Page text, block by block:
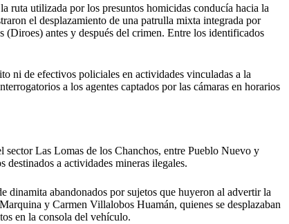
ruta utilizada por los presuntos homicidas conducía hacia la
el desplazamiento de una patrulla mixta integrada por
antes y después del crimen. Entre los identificados
ni de efectivos policiales en actividades vinculadas a la
a los agentes captados por las cámaras en horarios
Las Lomas de los Chanchos, entre Pueblo Nuevo y
a actividades mineras ilegales.
dinamita abandonados por sujetos que huyeron al advertir la
y Carmen Villalobos Huamán, quienes se desplazaban
en la consola del vehículo.